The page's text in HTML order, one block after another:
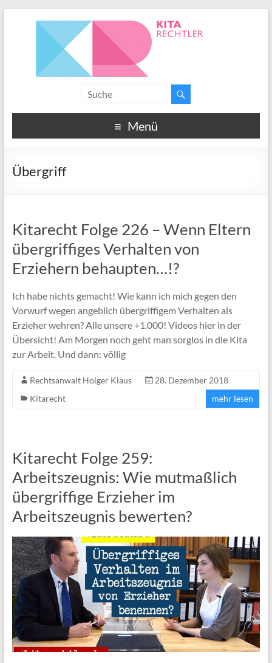
Menü
Übergriff
Kitarecht Folge 226 – Wenn Eltern
übergriffiges Verhalten von
Erziehern behaupten…!?
Ich habe nichts gemacht! Wie kann ich mich gegen den
Vorwurf wegen angeblich übergriffigem Verhalten als
Erzieher wehren? Alle unsere +1.000! Videos hier in der
Übersicht! Am Morgen noch geht man sorglos in die Kita
zur Arbeit. Und dann: völlig
Rechtsanwalt Holger Klaus
28. Dezember 2018
Kitarecht
mehr lesen
Kitarecht Folge 259:
Arbeitszeugnis: Wie mutmaßlich
übergriffige Erzieher im
Arbeitszeugnis bewerten?